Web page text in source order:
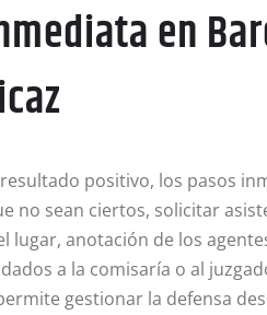
en
positivo, los pasos
no sean ciertos, solicitar
anotación de los
a la comisaría o al
gestionar la defensa